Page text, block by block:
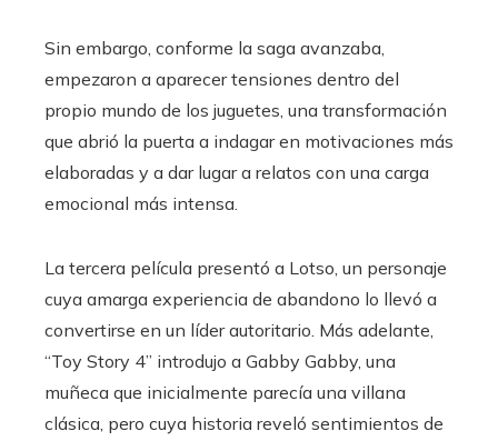
Sin embargo, conforme la saga avanzaba,
empezaron a aparecer tensiones dentro del
propio mundo de los juguetes, una transformación
que abrió la puerta a indagar en motivaciones más
elaboradas y a dar lugar a relatos con una carga
emocional más intensa.
La tercera película presentó a Lotso, un personaje
cuya amarga experiencia de abandono lo llevó a
convertirse en un líder autoritario. Más adelante,
“Toy Story 4” introdujo a Gabby Gabby, una
muñeca que inicialmente parecía una villana
clásica, pero cuya historia reveló sentimientos de